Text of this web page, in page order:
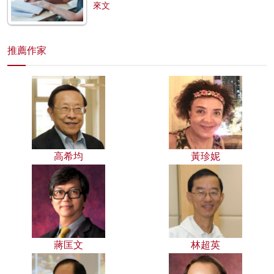
來文
推薦作家
高希均 黃珍妮
蔣匡文 林超英